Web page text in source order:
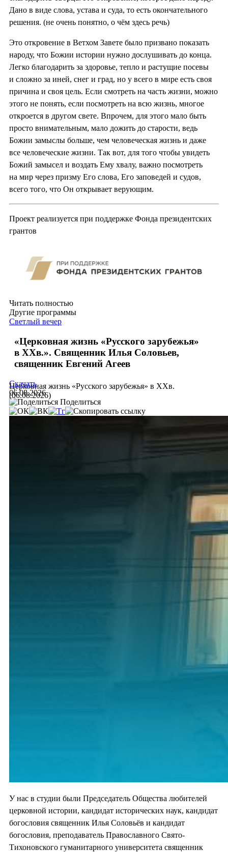
Дано в виде слова, устава и суда, то есть окончательного
решения. (не очень понятно, о чём здесь речь)
Это откровение в Ветхом Завете было призвано показать
народу, что Божии истории нужно дослушивать до конца.
Легко благодарить за здоровье, тепло и растущие посевы
и сложно за иней, снег и град, но у всего в мире есть своя
причина и своя цель. Если смотреть на часть жизни, можно
этого не понять, если посмотреть на всю жизнь, многое
откроется в другом свете. Впрочем, для этого мало быть
просто внимательным, мало дожить до старости, ведь
Божии замыслы больше, чем человеческая жизнь и даже
все человеческие жизни. Так вот, для того чтобы увидеть
Божий замысел и воздать Ему хвалу, важно посмотреть
на мир через призму Его слова, Его заповедей и судов,
всего того, что Он открывает верующим.
Проект реализуется при поддержке Фонда президентских
грантов
Читать полностью
Другие программы
Светлый вечер
«Церковная жизнь «Русского зарубежья»
в ХХв.». Священник Илья Соловьев,
священник Евгений Агеев
Церковная жизнь «Русского зарубежья» в ХХв.
(06.08.2026)
Скачать
06.08.2026
Поделиться
У нас в студии были Председатель Общества любителей
церковной истории, кандидат исторических наук, кандидат
богословия священник Илья Соловьёв и кандидат
богословия, преподаватель Православного Свято-
Тихоновского гуманитарного университета священник